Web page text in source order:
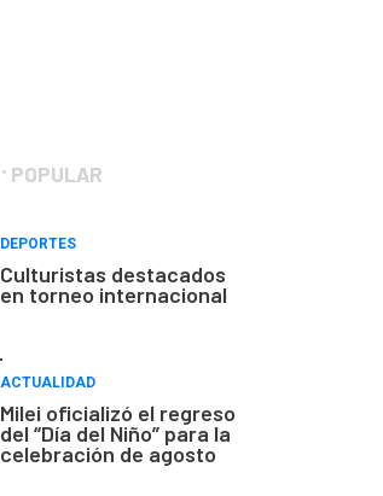
POPULAR
DEPORTES
Culturistas destacados
en torneo internacional
ACTUALIDAD
Milei oficializó el regreso
del “Día del Niño” para la
celebración de agosto